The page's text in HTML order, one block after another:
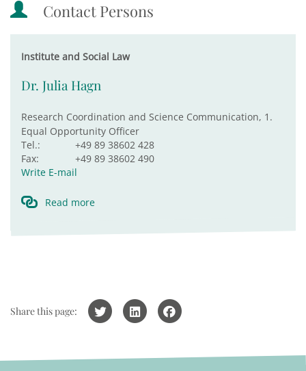
Contact Persons
Institute and Social Law
Dr. Julia Hagn
Research Coordination and Science Communication, 1.
Equal Opportunity Officer
Tel.:
+49 89 38602 428
Fax:
+49 89 38602 490
Write E-mail
Read more
Share this page: